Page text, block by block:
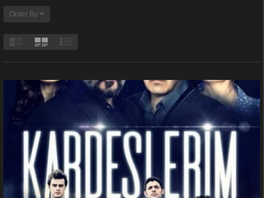
Order By